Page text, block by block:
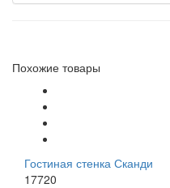
Похожие товары
Гостиная стенка Сканди
17720